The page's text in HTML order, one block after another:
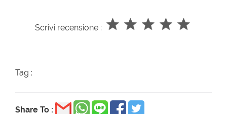
Scrivi recensione :
Tag :
Share To :